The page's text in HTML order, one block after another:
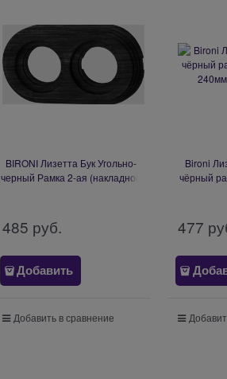
BIRONI Лизетта Бук Угольно-
черный Рамка 2-ая (накладной
485 руб.
Добавить
Добавить в сравнение
Bironi
чёрный
477